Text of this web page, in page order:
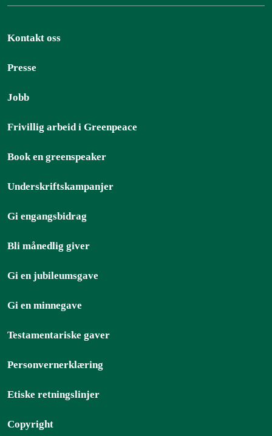
Kontakt oss
Presse
Jobb
Frivillig arbeid i Greenpeace
Book en greenspeaker
Underskriftskampanjer
Gi engangsbidrag
Bli månedlig giver
Gi en jubileumsgave
Gi en minnegave
Testamentariske gaver
Personvernerklæring
Etiske retningslinjer
Copyright